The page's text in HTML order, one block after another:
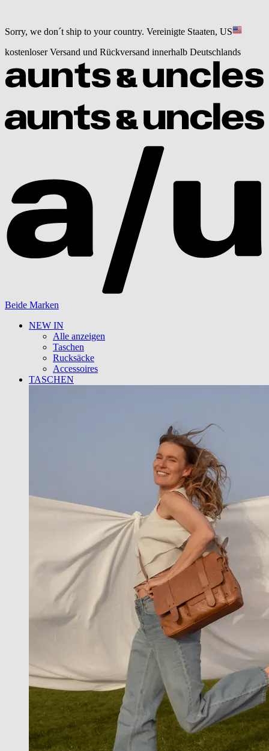
Sorry, we don´t ship to your country. Vereinigte Staaten, US
kostenloser Versand und Rückversand innerhalb Deutschlands
Beide Marken
NEW IN
Alle anzeigen
Taschen
Rucksäcke
Accessoires
TASCHEN